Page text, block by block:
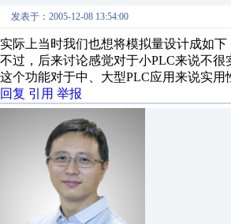
发表于：2005-12-08 13:54:00
实际上当时我们也想将模拟量设计成如
不过，后来讨论感觉对于小PLC来说不
这个功能对于中、大型PLC应用来说实用
回复 引用 举报